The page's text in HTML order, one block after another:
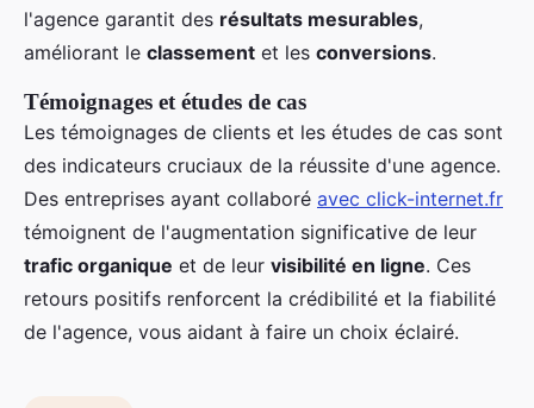
l'agence garantit des résultats mesurables,
améliorant le classement et les conversions.
Témoignages et études de cas
Les témoignages de clients et les études de cas sont
des indicateurs cruciaux de la réussite d'une agence.
Des entreprises ayant collaboré avec click-internet.fr
témoignent de l'augmentation significative de leur
trafic organique et de leur visibilité en ligne. Ces
retours positifs renforcent la crédibilité et la fiabilité
de l'agence, vous aidant à faire un choix éclairé.